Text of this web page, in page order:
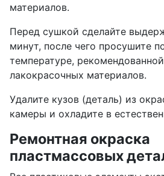
материалов.
Перед сушкой сделайте
минут, после чего просушите
температуре,
лакокрасочных материалов.
Удалите кузов (деталь) из
камеры и охладите в
Ремонтная окраска
пластмассовых